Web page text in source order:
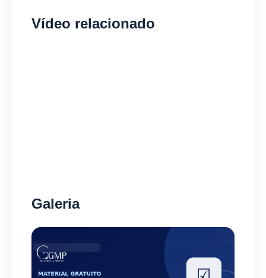
Vídeo relacionado
Galeria